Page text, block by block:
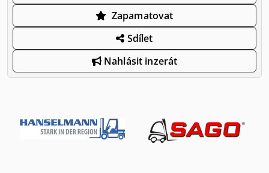
Zapamatovat
Sdílet
Nahlásit inzerát